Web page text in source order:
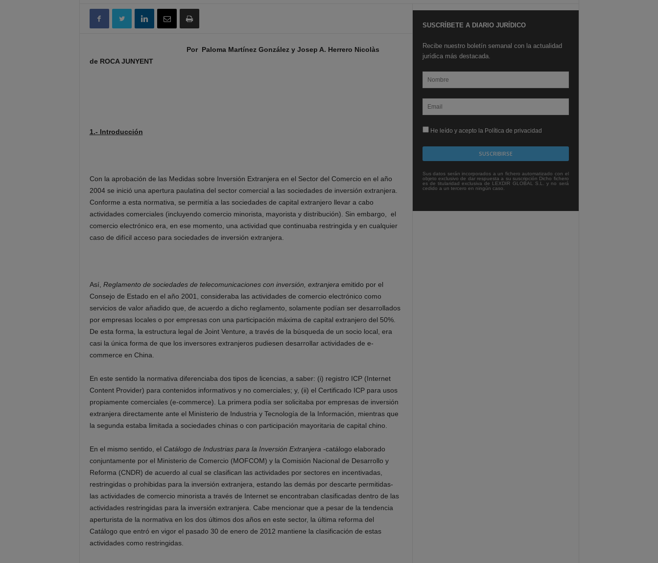
Por Paloma Martínez González y Josep A. Herrero Nicolàs
de ROCA JUNYENT
1.- Introducción
Con la aprobación de las Medidas sobre Inversión Extranjera en el Sector del Comercio en el año
2004 se inició una apertura paulatina del sector comercial a las sociedades de inversión extranjera.
Conforme a esta normativa, se permitía a las sociedades de capital extranjero llevar a cabo
actividades comerciales (incluyendo comercio minorista, mayorista y distribución). Sin embargo, el
comercio electrónico era, en ese momento, una actividad que continuaba restringida y en cualquier
caso de difícil acceso para sociedades de inversión extranjera.
Así, Reglamento de sociedades de telecomunicaciones con inversión, extranjera emitido por el
Consejo de Estado en el año 2001, consideraba las actividades de comercio electrónico como
servicios de valor añadido que, de acuerdo a dicho reglamento, solamente podían ser desarrollados
por empresas locales o por empresas con una participación máxima de capital extranjero del 50%.
De esta forma, la estructura legal de Joint Venture, a través de la búsqueda de un socio local, era
casi la única forma de que los inversores extranjeros pudiesen desarrollar actividades de e-
commerce en China.
En este sentido la normativa diferenciaba dos tipos de licencias, a saber: (i) registro ICP (Internet
Content Provider) para contenidos informativos y no comerciales; y, (ii) el Certificado ICP para usos
propiamente comerciales (e-commerce). La primera podía ser solicitaba por empresas de inversión
extranjera directamente ante el Ministerio de Industria y Tecnología de la Información, mientras que
la segunda estaba limitada a sociedades chinas o con participación mayoritaria de capital chino.
En el mismo sentido, el Catálogo de Industrias para la Inversión Extranjera -catálogo elaborado
conjuntamente por el Ministerio de Comercio (MOFCOM) y la Comisión Nacional de Desarrollo y
Reforma (CNDR) de acuerdo al cual se clasifican las actividades por sectores en incentivadas,
restringidas o prohibidas para la inversión extranjera, estando las demás por descarte permitidas-
las actividades de comercio minorista a través de Internet se encontraban clasificadas dentro de las
actividades restringidas para la inversión extranjera. Cabe mencionar que a pesar de la tendencia
aperturista de la normativa en los dos últimos dos años en este sector, la última reforma del
Catálogo que entró en vigor el pasado 30 de enero de 2012 mantiene la clasificación de estas
actividades como restringidas.
SUSCRÍBETE A DIARIO JURÍDICO
Recibe nuestro boletín semanal con la actualidad
jurídica más destacada.
He leído y acepto la Política de privacidad
Sus datos serán incorporados a un fichero automatizado con el
objeto exclusivo de dar respuesta a su suscripción Dicho fichero
es de titularidad exclusiva de LEXDIR GLOBAL S.L. y no será
cedido a un tercero en ningún caso.